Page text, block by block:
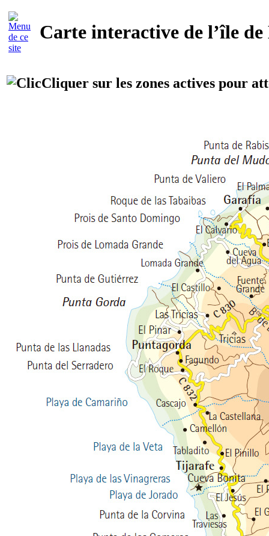
Carte interactive de l’île de
Cliquer sur les zones actives pour